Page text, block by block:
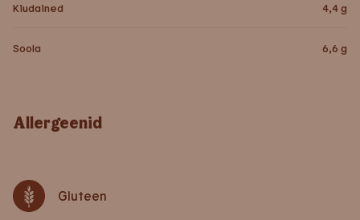
Kiudained 4,4g
Soola 6,6 g
Allergeenid
Gluteen